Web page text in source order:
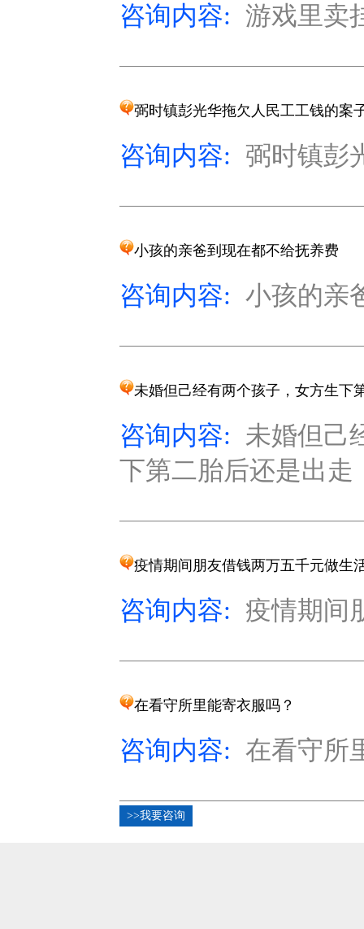
咨询内容: 游戏里卖
弼时镇彭光华拖欠人民工工钱的案
咨询内容: 弼时镇彭
小孩的亲爸到现在都不给抚养费
咨询内容: 小孩的亲
未婚但己经有两个孩子，女方生下
咨询内容: 未婚但己
下第二胎后还是出走
疫情期间朋友借钱两万五千元做生
咨询内容: 疫情期间
在看守所里能寄衣服吗？
咨询内容: 在看守所
>>我要咨询